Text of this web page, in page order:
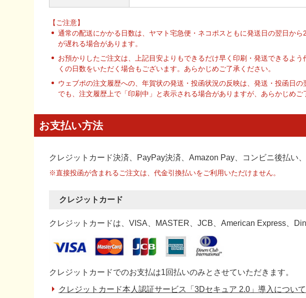
【ご注意】
通常の配送にかかる日数は、ヤマト宅急便・ネコポスともに発送日の翌日か
が遅れる場合があります。
お預かりしたご注文は、上記目安よりもできるだけ早く印刷・発送できるよ
くの日数をいただく場合もございます。あらかじめご了承ください。
ウェブポの注文履歴への、年賀状の発送・投函状況の反映は、発送・投函日
でも、注文履歴上で「印刷中」と表示される場合がありますが、あらかじめご
お支払い方法
クレジットカード決済、PayPay決済 、Amazon Pay、コンビニ後払い
※直接投函が含まれるご注文は、代金引換払いをご利用いただけません。
クレジットカード
クレジットカードは、VISA、MASTER、JCB、American Express、
クレジットカードでのお支払は1回払いのみとさせていただきます。
クレジットカード本人認証サービス「3Dセキュア 2.0」導入について